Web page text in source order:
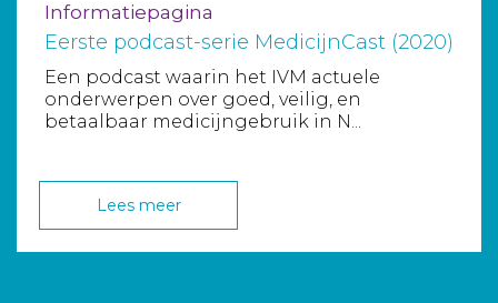
Informatiepagina
Eerste podcast-serie MedicijnCast (2020)
Een podcast waarin het IVM actuele
onderwerpen over goed, veilig, en
betaalbaar medicijngebruik in N...
Lees meer